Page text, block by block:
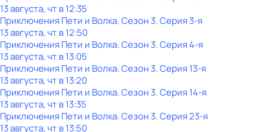
13 августа, чт в 12:35
Приключения Пети и Волка. Сезон 3. Серия 3-я
13 августа, чт в 12:50
Приключения Пети и Волка. Сезон 3. Серия 4-я
13 августа, чт в 13:05
Приключения Пети и Волка. Сезон 3. Серия 13-я
13 августа, чт в 13:20
Приключения Пети и Волка. Сезон 3. Серия 14-я
13 августа, чт в 13:35
Приключения Пети и Волка. Сезон 3. Серия 23-я
13 августа, чт в 13:50